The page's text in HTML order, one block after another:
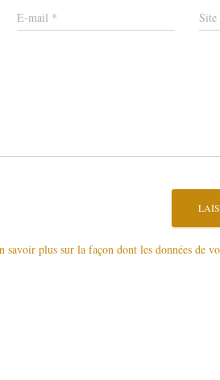
E-mail * Site
savoir plus sur la façon dont les données de